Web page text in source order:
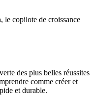
le copilote de croissance
des plus belles réussites
comme créer et
et durable.